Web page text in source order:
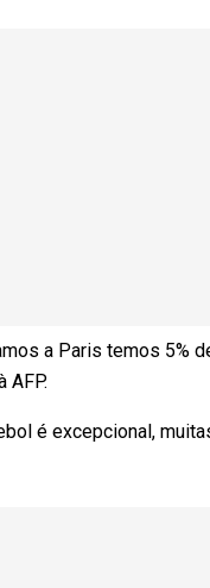
a Paris temos 5%
AFP.
é excepcional,